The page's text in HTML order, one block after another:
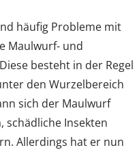
häufig Probleme mit
Maulwurf- und
besteht in der Regel
den Wurzelbereich
sich der Maulwurf
schädliche Insekten
Allerdings hat er nun